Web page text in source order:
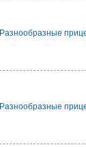
Разнообразные
Разнообразные